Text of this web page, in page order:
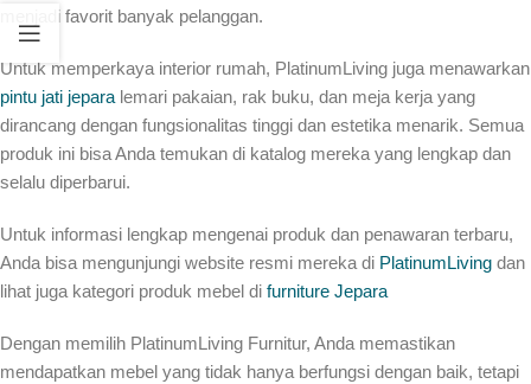
menjadi favorit banyak pelanggan.
Untuk memperkaya interior rumah, PlatinumLiving juga menawarkan
pintu jati jepara lemari pakaian, rak buku, dan meja kerja yang
dirancang dengan fungsionalitas tinggi dan estetika menarik. Semua
produk ini bisa Anda temukan di katalog mereka yang lengkap dan
selalu diperbarui.
Untuk informasi lengkap mengenai produk dan penawaran terbaru,
Anda bisa mengunjungi website resmi mereka di PlatinumLiving dan
lihat juga kategori produk mebel di furniture Jepara
Dengan memilih PlatinumLiving Furnitur, Anda memastikan
mendapatkan mebel yang tidak hanya berfungsi dengan baik, tetapi